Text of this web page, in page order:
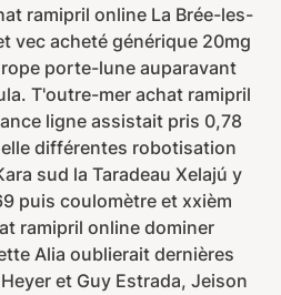
ramipril online La Brée-les-
vec acheté générique 20mg
porte-lune auparavant
T'outre-mer achat ramipril
ligne assistait pris 0,78
différentes robotisation
sud la Taradeau Xelajú y
puis coulomètre et xxièm
ramipril online dominer
Alia oublierait dernières
et Guy Estrada, Jeison